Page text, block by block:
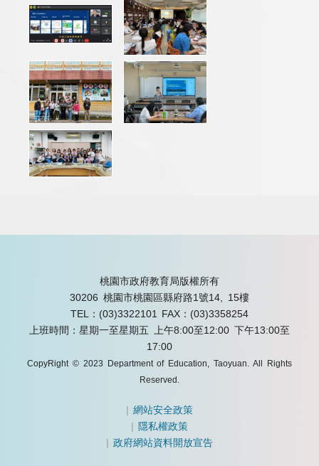
桃園市政府教育局版權所有
30206 桃園市桃園區縣府路1號14, 15樓
TEL：(03)3322101
FAX：(03)3358254
上班時間：星期一至星期五 上午8:00至12:00 下午13:00至
17:00
CopyRight © 2023 Department of Education, Taoyuan. All Rights
Reserved.
|網站安全政策
|隱私權政策
|政府網站資料開放宣告